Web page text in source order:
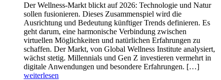
Der Wellness-Markt blickt auf 2026: Technologie und Natur
sollen fusionieren. Dieses Zusammenspiel wird die
Ausrichtung und Bedeutung künftiger Trends definieren. Es
geht darum, eine harmonische Verbindung zwischen
virtuellen Möglichkeiten und natürlichen Erfahrungen zu
schaffen. Der Markt, von Global Wellness Institute analysiert,
wächst stetig. Millennials und Gen Z investieren vermehrt in
digitale Anwendungen und besondere Erfahrungen. […]
weiterlesen